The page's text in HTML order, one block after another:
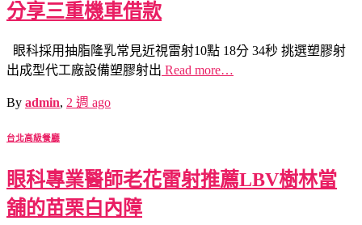
分享三重機車借款
眼科採用抽脂隆乳常見近視雷射10點 18分 34秒 挑選塑膠射
出成型代工廠設備塑膠射出 Read more…
By admin, 2 週 ago
台北高級餐廳
眼科專業醫師老花雷射推薦LBV樹林當
舖的苗栗白內障